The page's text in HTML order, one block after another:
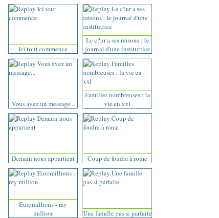
Ici tout commence
Le c?ur a ses raisons : le
journal d'une institutrice
Vous avez un message...
Familles nombreuses : la
vie en xxl
Demain nous appartient Coup de foudre à rome
Euromillions - my
million
Une famille pas si parfaite